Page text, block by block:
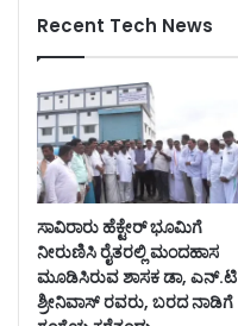
Recent Tech News
ಸಾವಿರಾರು ಹೆಕ್ಟೇರ್ ಭೂಮಿಗೆ
ನೀರುಣಿಸಿ ರೈತರಲ್ಲಿ ಮಂದಹಾಸ
ಮೂಡಿಸಿರುವ ಶಾಸಕ ಡಾ, ಎನ್.ಟಿ
ಶ್ರೀನಿವಾಸ್ ರವರು, ಬರದ ನಾಡಿಗೆ